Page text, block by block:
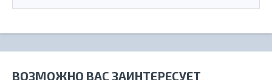
ВОЗМОЖНО ВАС ЗАИНТЕРЕСУЕТ